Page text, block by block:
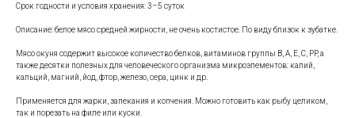
Срок годности и условия хранения: 3–5 суток
Описание: белое мясо средней жирности, не очень костистое. По виду близок к зубатке.
Мясо окуня содержит высокое количество белков, витаминов группы B, A, E, C, PP, а
также десятки полезных для человеческого организма микроэлементов: калий,
кальций, магний, йод, фтор, железо, сера, цинк и др.
Применяется для жарки, запекания и копчения. Можно готовить как рыбу целиком,
так и порезать на филе или куски.